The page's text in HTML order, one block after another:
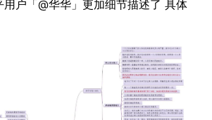
用户「@华华」更加细节描述了 具体